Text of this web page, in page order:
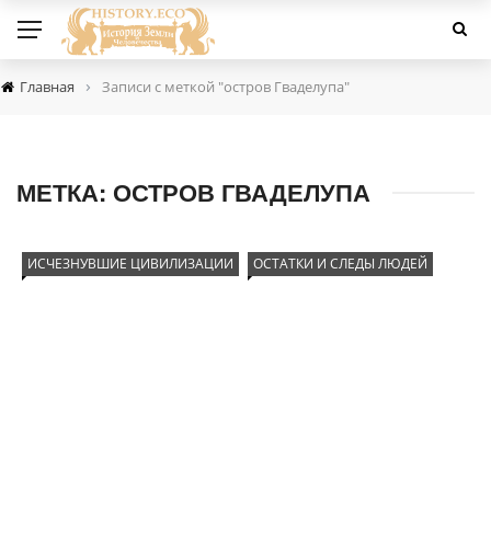
Главная › Записи с меткой "остров Гваделупа"
МЕТКА: ОСТРОВ ГВАДЕЛУПА
ИСЧЕЗНУВШИЕ ЦИВИЛИЗАЦИИ ОСТАТКИ И СЛЕДЫ ЛЮДЕЙ